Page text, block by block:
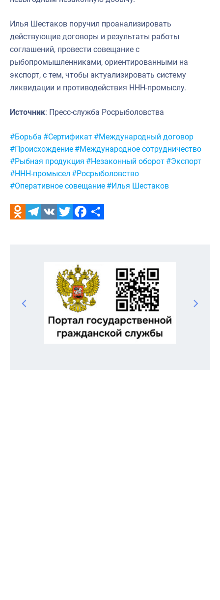
Илья Шестаков поручил проанализировать
действующие договоры и результаты работы
соглашений, провести совещание с
рыбопромышленниками, ориентированными на
экспорт, с тем, чтобы актуализировать систему
ликвидации и противодействия ННН-промыслу.
Источник: Пресс-служба Росрыболовства
Метки:
#Борьба #Сертификат #Международный договор
#Происхождение #Международное сотрудничество
#Рыбная продукция #Незаконный оборот #Экспорт
#ННН-промысел #Росрыболовство
#Оперативное совещание #Илья Шестаков